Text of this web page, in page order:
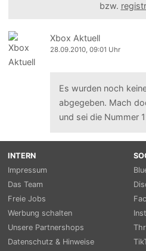
bzw.
Xbox Aktuell
28.09.2010, 09:01 Uhr
Es wurden noch
abgegeben. Mach
und sei die Nummer
INTERN
Impressum
Das Team
Freie Jobs
Werbung schalten
Unsere Partnershops
Datenschutz & Hinweise